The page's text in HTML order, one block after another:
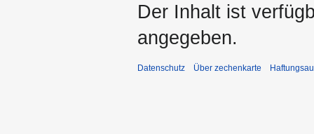
Der Inhalt ist
angegeben.
Datenschutz Über zechenkarte